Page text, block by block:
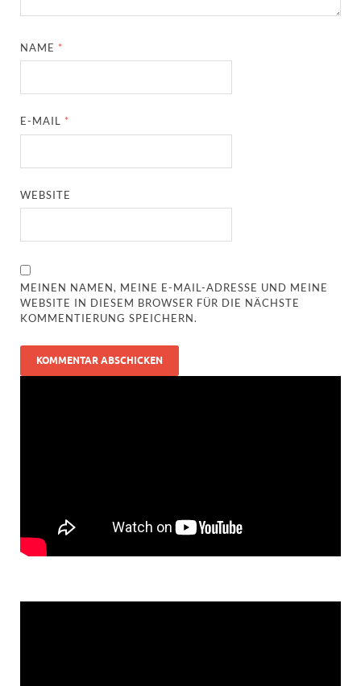
NAME *
E-MAIL *
WEBSITE
MEINEN NAMEN, MEINE E-MAIL-ADRESSE UND MEINE
WEBSITE IN DIESEM BROWSER FÜR DIE NÄCHSTE
KOMMENTIERUNG SPEICHERN.